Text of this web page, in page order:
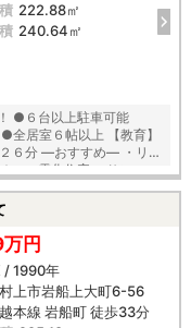
222.88㎡
240.64㎡
●６台以上駐車可能
６帖以上 【教育】
― ・リ
ール電化住宅 ・サンルー
円
/ 1990年
上市岩船上大町6-56
本線 岩船町 徒歩33分